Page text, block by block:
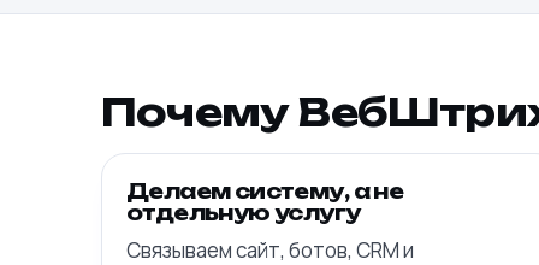
Почему
Делаем систему, а не
отдельную услугу
Связываем сайт, ботов, CRM и